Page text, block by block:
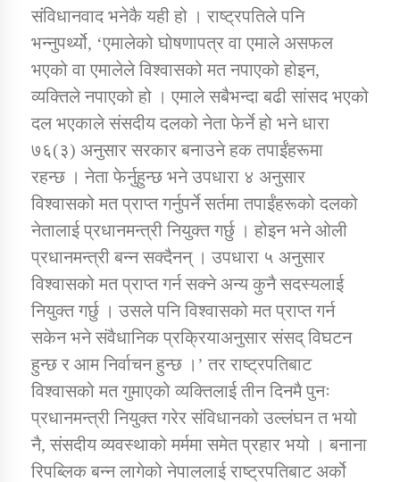
संविधानवाद भनेकै यही हो । राष्ट्रपतिले पनि
भन्नुपर्थ्यो, ‘एमालेको घोषणापत्र वा एमाले असफल
भएको वा एमालेले विश्वासको मत नपाएको होइन,
व्यक्तिले नपाएको हो । एमाले सबैभन्दा बढी सांसद भएको
दल भएकाले संसदीय दलको नेता फेर्ने हो भने धारा
७६(३) अनुसार सरकार बनाउने हक तपाईंहरूमा
रहन्छ । नेता फेर्नुहुन्छ भने उपधारा ४ अनुसार
विश्वासको मत प्राप्त गर्नुपर्ने सर्तमा तपाईंहरूको दलको
नेतालाई प्रधानमन्त्री नियुक्त गर्छु । होइन भने ओली
प्रधानमन्त्री बन्न सक्दैनन् । उपधारा ५ अनुसार
विश्वासको मत प्राप्त गर्न सक्ने अन्य कुनै सदस्यलाई
नियुक्त गर्छु । उसले पनि विश्वासको मत प्राप्त गर्न
सकेन भने संवैधानिक प्रक्रियाअनुसार संसद् विघटन
हुन्छ र आम निर्वाचन हुन्छ ।’ तर राष्ट्रपतिबाट
विश्वासको मत गुमाएको व्यक्तिलाई तीन दिनमै पुनः
प्रधानमन्त्री नियुक्त गरेर संविधानको उल्लंघन त भयो
नै, संसदीय व्यवस्थाको मर्ममा समेत प्रहार भयो । बनाना
रिपब्लिक बन्न लागेको नेपाललाई राष्ट्रपतिबाट अर्को